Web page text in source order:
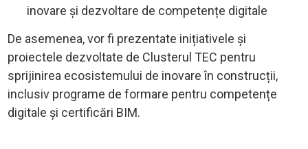
inovare și dezvoltare de competențe digitale
De asemenea, vor fi prezentate inițiativele și
proiectele dezvoltate de Clusterul TEC pentru
sprijinirea ecosistemului de inovare în construcții,
inclusiv programe de formare pentru competențe
digitale și certificări BIM.